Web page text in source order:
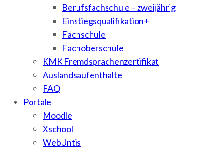
Berufsfachschule – zweijährig
Einstiegsqualifikation+
Fachschule
Fachoberschule
KMK Fremdsprachenzertifikat
Auslandsaufenthalte
FAQ
Portale
Moodle
Xschool
WebUntis